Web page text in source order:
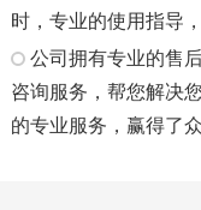
时，专业的使用指导
公司拥有专业的售
咨询服务，帮您解决
的专业服务，赢得了